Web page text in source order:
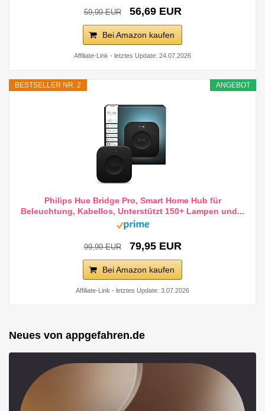
59,99 EUR 56,69 EUR
Bei Amazon kaufen
Affiliate-Link - letztes Update: 24.07.2026
ANGEBOT
BESTSELLER NR. 2
Philips Hue Bridge Pro, Smart Home Hub für
Beleuchtung, Kabellos, Unterstützt 150+ Lampen und...
99,99 EUR 79,95 EUR
Bei Amazon kaufen
Affiliate-Link - letztes Update: 3.07.2026
Neues von appgefahren.de